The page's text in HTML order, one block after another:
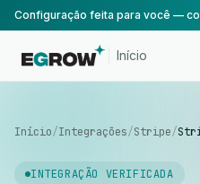
Início
Início/Integrações/Stripe/
INTEGRAÇÃO VERIFICADA